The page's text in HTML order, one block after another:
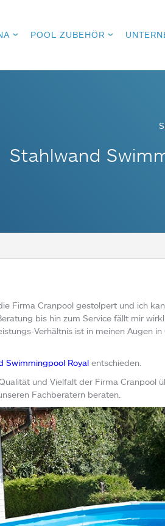
POOL ZUBEHÖR
Stahlwand
Firma Cranpool gestolpert und ich
bis hin zum Service fällt mir
Verhältnis ist in meinen Augen
Swimmingpool Royal entschieden.
und Vielfalt der Firma Cranpool
Fachberatern beraten.